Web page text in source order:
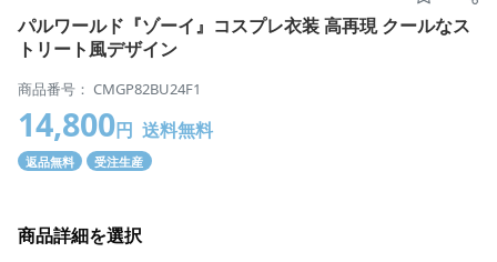
パルワールド『ゾーイ』コスプレ衣装 高再現 クールなス
トリート風デザイン
商品番号： CMGP82BU24F1
14,800円 送料無料
返品無料 受注生産
商品詳細を選択